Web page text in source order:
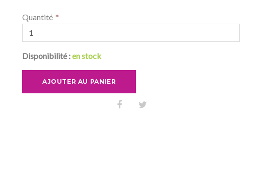
Quantité
Disponibilité :en stock
AJOUTER AU PANIER